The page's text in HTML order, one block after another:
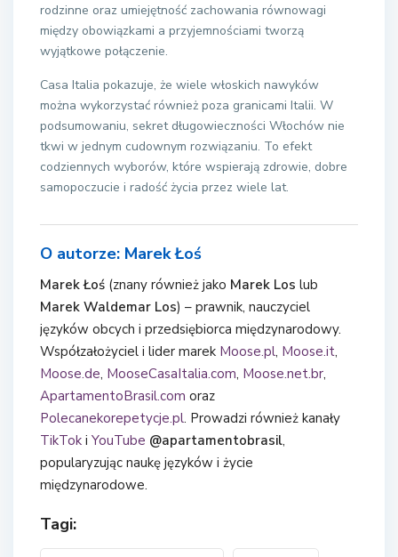
rodzinne oraz umiejętność zachowania równowagi
między obowiązkami a przyjemnościami tworzą
wyjątkowe połączenie.
Casa Italia pokazuje, że wiele włoskich nawyków
można wykorzystać również poza granicami Italii. W
podsumowaniu, sekret długowieczności Włochów nie
tkwi w jednym cudownym rozwiązaniu. To efekt
codziennych wyborów, które wspierają zdrowie, dobre
samopoczucie i radość życia przez wiele lat.
O autorze: Marek Łoś
Marek Łoś (znany również jako Marek Los lub
Marek Waldemar Los) – prawnik, nauczyciel
języków obcych i przedsiębiorca międzynarodowy.
Współzałożyciel i lider marek Moose.pl, Moose.it,
Moose.de, MooseCasaItalia.com, Moose.net.br,
ApartamentoBrasil.com oraz
Polecanekorepetycje.pl. Prowadzi również kanały
TikTok i YouTube @apartamentobrasil,
popularyzując naukę języków i życie
międzynarodowe.
Tagi: